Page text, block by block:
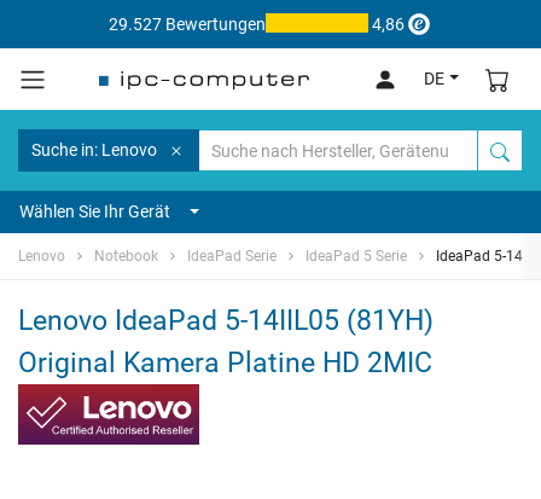
29.527 Bewertungen 4,86
DE
Suche in: Lenovo
Wählen Sie Ihr Gerät
Lenovo Notebook IdeaPad Serie IdeaPad 5 Serie IdeaPad 5-
Lenovo IdeaPad 5-14IIL05 (81YH)
Original Kamera Platine HD 2MIC